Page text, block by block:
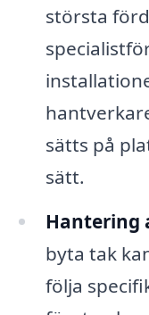
största
sätts på
sätt.
Hantering
byta tak
följa